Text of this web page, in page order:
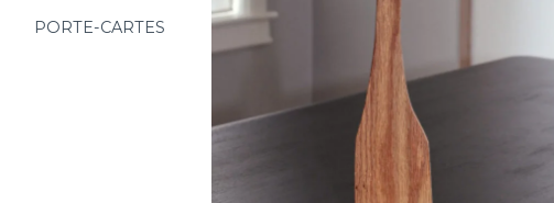
PORTE-CARTES